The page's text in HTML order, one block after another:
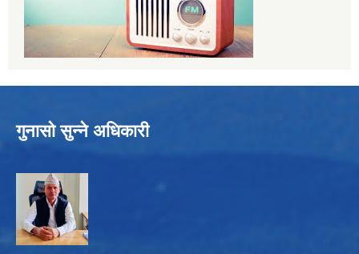
गुनासो सुन्ने अधिकारी